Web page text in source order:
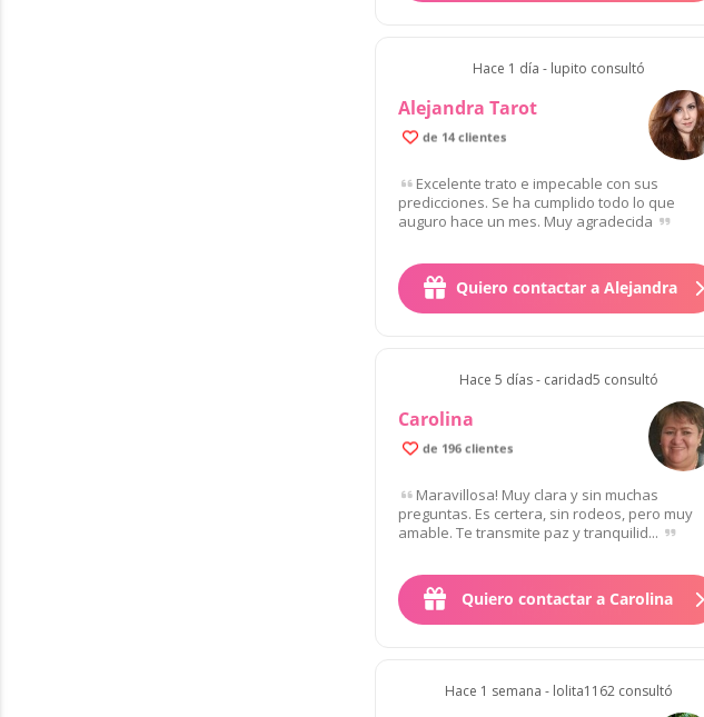
Hace 1 día - lupito consultó
Alejandra Tarot
de 14 clientes
Excelente trato e impecable con sus
predicciones. Se ha cumplido todo lo que
auguro hace un mes. Muy agradecida
Quiero contactar a Alejandra
Hace 5 días - caridad5 consultó
Carolina
de 196 clientes
Maravillosa! Muy clara y sin muchas
preguntas. Es certera, sin rodeos, pero muy
amable. Te transmite paz y tranquilid...
Quiero contactar a Carolina
Hace 1 semana - lolita1162 consultó